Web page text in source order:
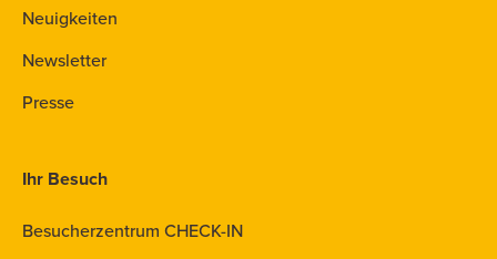
Neuigkeiten
Newsletter
Presse
Ihr Besuch
Besucherzentrum CHECK-IN